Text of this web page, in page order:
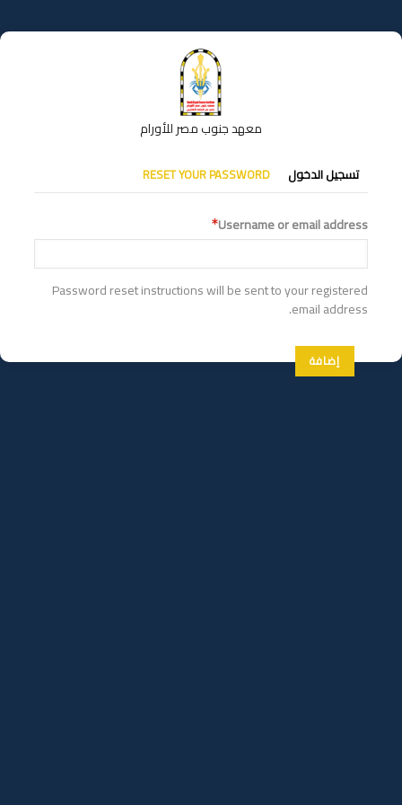
إلى
المحتوى
معهد جنوب مصر للأورام
التبويبات
الأساسية
تسجيل الدخول RESET YOUR PASSWORD
Username or email address
Password reset instructions will be sent to your registered
email address.